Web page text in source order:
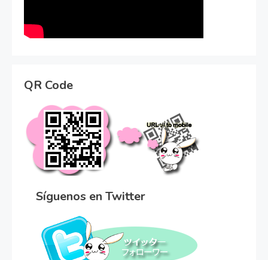
QR Code
Síguenos en Twitter